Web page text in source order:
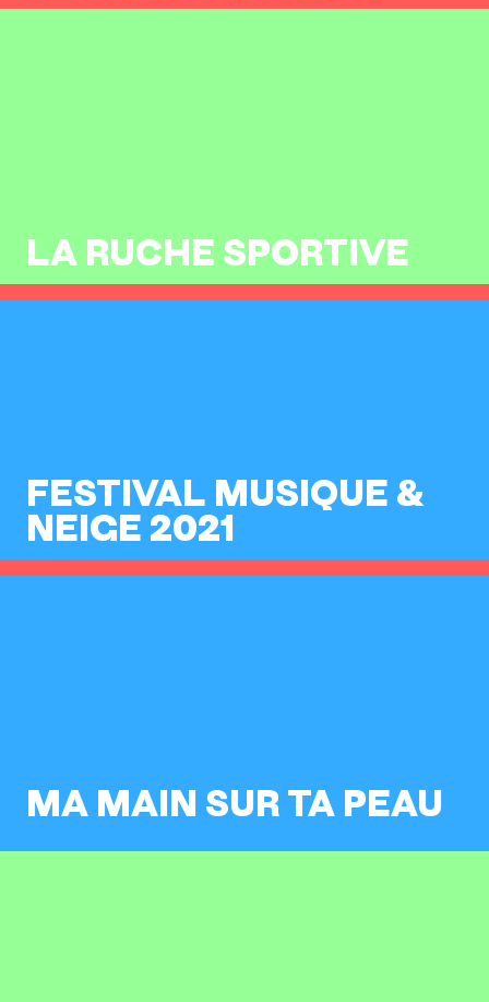
LA RUCHE SPORTIVE
FESTIVAL MUSIQUE &
NEIGE 2021
MA MAIN SUR TA PEAU